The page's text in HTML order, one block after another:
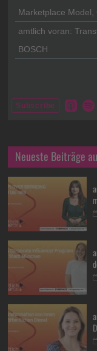
Neueste Beiträge